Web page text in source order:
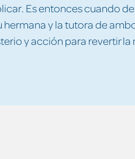
Es entonces cuando
hermana y la tutora de
y acción para revertir